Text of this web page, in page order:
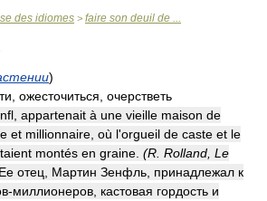
des idiomes > faire son deuil de ...
)
ожесточиться, очерстветь
appartenait à une vieille maison de
et millionnaire, où l'orgueil de caste et le
montés en graine. (R. Rolland, Le
отец, Мартин Зенфль, принадлежал к
миллионеров, кастовая гордость и